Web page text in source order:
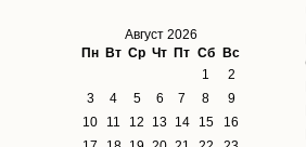
Август 2026
Пн Вт Ср Чт Пт Сб Вс
1
2
3
4 5 6 7 8
9
10
11 12 13 14 15
16